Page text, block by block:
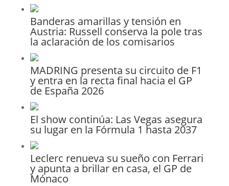
Banderas amarillas y tensión en
Austria: Russell conserva la pole tras
la aclaración de los comisarios
MADRING presenta su circuito de F1
y entra en la recta final hacia el GP
de España 2026
El show continúa: Las Vegas asegura
su lugar en la Fórmula 1 hasta 2037
Leclerc renueva su sueño con Ferrari
y apunta a brillar en casa, el GP de
Mónaco